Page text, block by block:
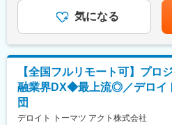
・生成AI（chatGPT、GitHub
るので、効率化を追求した働き
常にキャッチアップしています。
・当社は受託開発（SI）中心で
発も行っており、マリンテック
・引き続き自社サービス開発も
行いたい方は歓迎いたします！
■働く魅力
・全国の自治体DX、働き方改革
・高い営業力を誇り、エンジニ
ています。そのためエンタープ
・社員のスキルアップ支援に力
む）＜昇給有無＞有＜残業手当
験・能力・前給を考慮の上、決
昇給：年1回（7月）■決算賞与
500万円／経験5年／SE／27歳
歳 年収850万円／経験16年／
金額であり、選考を通じて上下
は固定手当を含めた表記です。
気になる
【全国フルリモート可】プ
融業界DX◆最上流◎／デロイ
団
デロイト トーマツ アクト株式会社